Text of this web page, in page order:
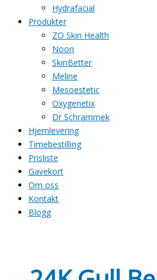
Hydrafacial
Produkter
ZO Skin Health
Noon
SkinBetter
Meline
Mesoestetic
Oxygenetix
Dr Schrammek
Hjemlevering
Timebestilling
Prisliste
Gavekort
Om oss
Kontakt
Blogg